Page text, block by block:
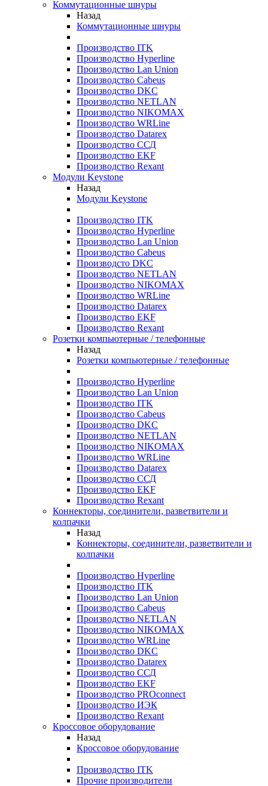
Коммутационные шнуры
Назад
Коммутационные шнуры
Производство ITK
Производство Hyperline
Производство Lan Union
Производство Cabeus
Производство DKC
Производство NETLAN
Производство NIKOMAX
Производство WRLine
Производство Datarex
Производство ССД
Производство EKF
Производство Rexant
Модули Keystone
Назад
Модули Keystone
Производство ITK
Производство Hyperline
Производство Lan Union
Производство Cabeus
Производсто DKC
Производство NETLAN
Производство NIKOMAX
Производство WRLine
Производство Datarex
Производство EKF
Производство Rexant
Розетки компьютерные / телефонные
Назад
Розетки компьютерные / телефонные
Производство Hyperline
Производство Lan Union
Производство ITK
Производство Cabeus
Производство DKC
Производство NETLAN
Производство NIKOMAX
Производство WRLine
Производство Datarex
Производство ССД
Производство EKF
Производство Rexant
Коннекторы, соединители, разветвители и
колпачки
Назад
Коннекторы, соединители, разветвители и
колпачки
Производство Hyperline
Производство ITK
Производство Lan Union
Производство Cabeus
Производство NETLAN
Производство NIKOMAX
Производство WRLine
Производство DKC
Производство Datarex
Производство ССД
Производство EKF
Производство PROconnect
Производство ИЭК
Производство Rexant
Кроссовое оборудование
Назад
Кроссовое оборудование
Производство ITK
Прочие производители